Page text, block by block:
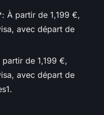
À partir de 1,199 €,
avec départ de
de 1,199 €,
avec départ de